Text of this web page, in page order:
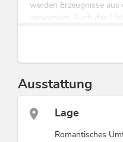
werden Erzeugnisse
verwendet. Auch das
Gruppen können sich
aufhalten. Hier deckt
Familie.
WC bieten Platz für 2 bis
18 Zimmer mit 2 bis 7
Ausstattung
Lage
Romantisches